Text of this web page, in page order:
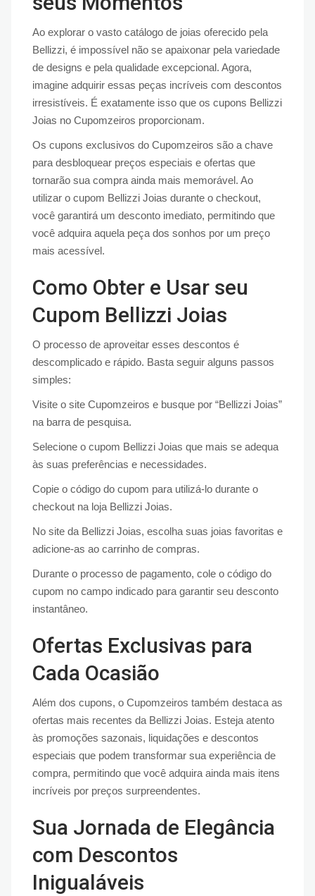
Ao explorar o vasto catálogo de joias oferecido pela
Bellizzi, é impossível não se apaixonar pela variedade
de designs e pela qualidade excepcional. Agora,
imagine adquirir essas peças incríveis com descontos
irresistíveis. É exatamente isso que os cupons Bellizzi
Joias no Cupomzeiros proporcionam.
Os cupons exclusivos do Cupomzeiros são a chave
para desbloquear preços especiais e ofertas que
tornarão sua compra ainda mais memorável. Ao
utilizar o cupom Bellizzi Joias durante o checkout,
você garantirá um desconto imediato, permitindo que
você adquira aquela peça dos sonhos por um preço
mais acessível.
Como Obter e Usar seu
Cupom Bellizzi Joias
O processo de aproveitar esses descontos é
descomplicado e rápido. Basta seguir alguns passos
simples:
Visite o site Cupomzeiros e busque por “Bellizzi Joias”
na barra de pesquisa.
Selecione o cupom Bellizzi Joias que mais se adequa
às suas preferências e necessidades.
Copie o código do cupom para utilizá-lo durante o
checkout na loja Bellizzi Joias.
No site da Bellizzi Joias, escolha suas joias favoritas e
adicione-as ao carrinho de compras.
Durante o processo de pagamento, cole o código do
cupom no campo indicado para garantir seu desconto
instantâneo.
Ofertas Exclusivas para
Cada Ocasião
Além dos cupons, o Cupomzeiros também destaca as
ofertas mais recentes da Bellizzi Joias. Esteja atento
às promoções sazonais, liquidações e descontos
especiais que podem transformar sua experiência de
compra, permitindo que você adquira ainda mais itens
incríveis por preços surpreendentes.
Sua Jornada de Elegância
com Descontos
Inigualáveis